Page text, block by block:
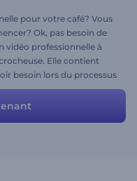
pour votre café? Vous
Ok, pas besoin de
vidéo professionnelle à
Elle contient
besoin lors du processus
à modifier la structure si
tout autour!